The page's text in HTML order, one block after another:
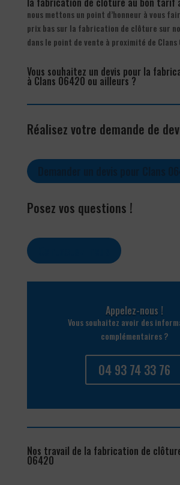
nous mettons un point d’honneur à vous
prix bas sur la fabrication de clôture sur
dans le point de vente à proximité de Clans
Vous souhaitez un devis pour la
à Clans 06420 ou ailleurs ?
Réalisez votre demande de
Posez vos questions !
Appelez-nous !
Vous souhaitez avoir des
complémentaires ?
04 93 74 33 76
Nos travail de la fabrication de
06420